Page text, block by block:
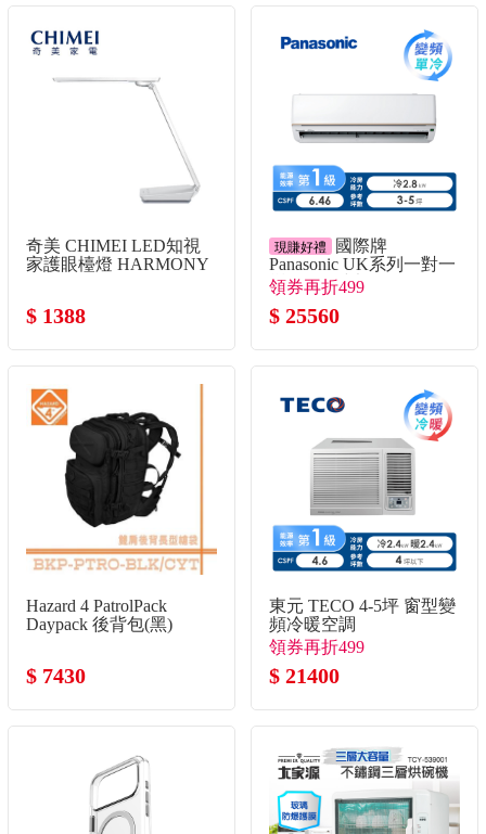
奇美 CHIMEI LED知視
家護眼檯燈 HARMONY
$ 1388
現賺好禮
國際牌
Panasonic UK系列一對一
變頻單冷空調
領券再折499
$ 25560
Hazard 4 PatrolPack
Daypack 後背包(黑)
$ 7430
東元 TECO 4-5坪 窗型變
頻冷暖空調
領券再折499
$ 21400